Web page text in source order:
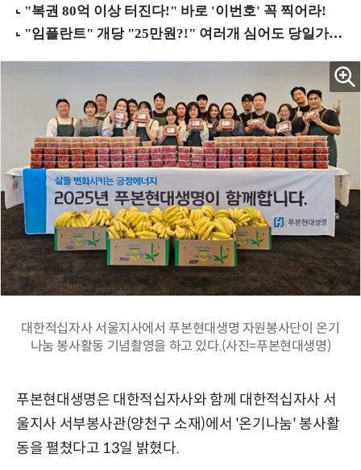
대한적십자사 서울지사에서 푸본현대생명 자원봉사단이 온기
나눔 봉사활동 기념촬영을 하고 있다.(사진=푸본현대생명)
푸본현대생명은 대한적십자사와 함께 대한적십자사 서
울지사 서부봉사관(양천구 소재)에서 '온기나눔' 봉사활
동을 펼쳤다고 13일 밝혔다.